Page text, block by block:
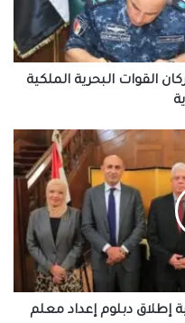
القوات البحرية الملكية
إطلاق دبلوم إعداد معلم